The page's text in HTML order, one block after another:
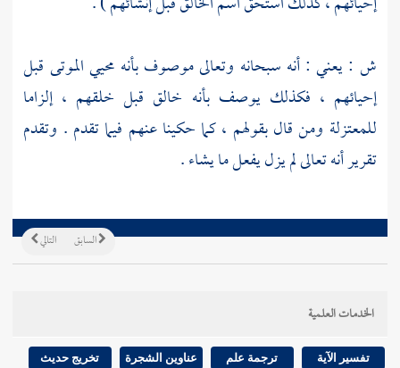
ش : يعني : أنه سبحانه وتعالى موصوف بأنه محيي الموتى قبل
إحيائهم ، فكذلك يوصف بأنه خالق قبل خلقهم ، إلزاما
للمعتزلة ومن قال بقولهم ، كما حكينا عنهم فيما تقدم . وتقدم
تقرير أنه تعالى لم يزل يفعل ما يشاء .
التالي السابق
الخدمات العلمية
تفسير الآية ترجمة علم عناوين الشجرة تخريج حديث